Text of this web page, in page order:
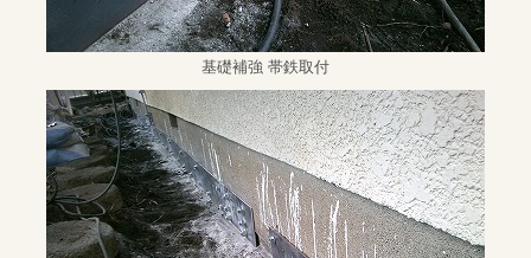
基礎補強 帯鉄取付